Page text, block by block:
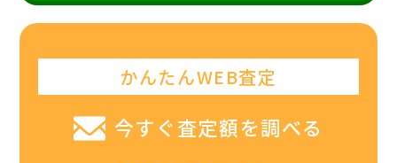
かんたんWEB査定
今すぐ査定額を調べる